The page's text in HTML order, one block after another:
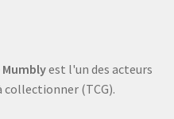
est l'un des acteurs
collectionner (TCG).